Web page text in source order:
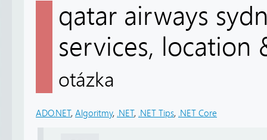
qatar airways
services,
otázka
ADO.NET, Algoritmy, .NET, .NET Tips, .NET Core